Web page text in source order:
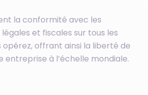
la conformité avec les
et fiscales sur tous les
opérez, offrant ainsi la liberté de
à l’échelle mondiale.